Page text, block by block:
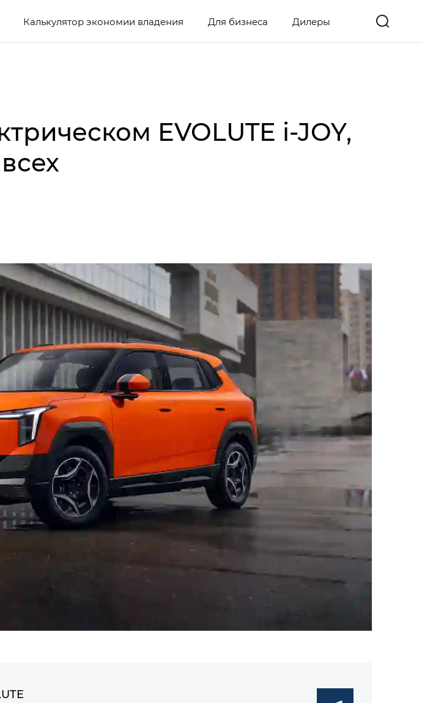
Калькулятор экономии владения Для бизнеса Дилеры
EVOLUTE i‑JOY,